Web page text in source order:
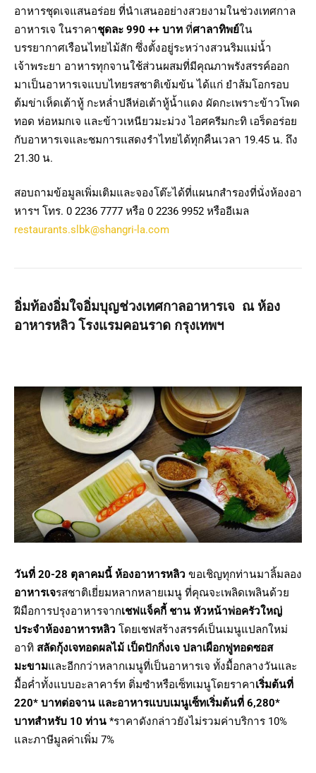
อาหารชุดเจแสนอร่อย ที่นำเสนออย่างสวยงามในช่วงเทศกาล
อาหารเจ ในราคาชุดละ 990 ++ บาท ที่ศาลาทิพย์ใน
บรรยากาศเรือนไทยไม้สัก ซึ่งตั้งอยู่ระหว่างสวนริมแม่น้ำ
เจ้าพระยา อาหารทุกจานใช้ส่วนผสมที่มีคุณภาพรังสรรค์ออก
มาเป็นอาหารเจแบบไทยรสชาติเข้มข้น ได้แก่ ยำส้มโอกรอบ
ต้มข่าเห็ดเต้าหู้ กะหล่ำปลีห่อเต้าหู้น้ำแดง ผัดกะเพราะข้าวโพด
ทอด ห่อหมกเจ และข้าวเหนียวมะม่วง ไอศครีมกะทิ เอร็ดอร่อย
กับอาหารเจและชมการแสดงรำไทยได้ทุกคืนเวลา 19.45 น. ถึง
21.30 น.
สอบถามข้อมูลเพิ่มเติมและจองโต๊ะได้ที่แผนกสำรองที่นั่งห้องอา
หารฯ โทร. 0 2236 7777 หรือ 0 2236 9952 หรืออีเมล
restaurants.slbk@shangri-la.com
อิ่มท้องอิ่มใจอิ่มบุญช่วงเทศกาลอาหารเจ ณ ห้อง
อาหารหลิว โรงแรมคอนราด กรุงเทพฯ
วันที่ 20-28 ตุลาคมนี้ ห้องอาหารหลิว ขอเชิญทุกท่านมาลิ้มลอง
อาหารเจรสชาติเยี่ยมหลากหลายเมนู ที่คุณจะเพลิดเพลินด้วย
ฝีมือการปรุงอาหารจากเชฟแจ็คกี้ ชาน หัวหน้าพ่อครัวใหญ่
ประจำห้องอาหารหลิว โดยเชฟสร้างสรรค์เป็นเมนูแปลกใหม่
อาทิ สลัดกุ้งเจทอดผลไม้ เป็ดปักกิ่งเจ ปลาเผือกฟูทอดซอส
มะขามและอีกกว่าหลากเมนูที่เป็นอาหารเจ ทั้งมื้อกลางวันและ
มื้อค่ำทั้งแบบอะลาคาร์ท ติ่มซำหรือเซ็ทเมนูโดยราคาเริ่มต้นที่
220* บาทต่อจาน และอาหารแบบเมนูเซ็ทเริ่มต้นที่ 6,280*
บาทสำหรับ 10 ท่าน *ราคาดังกล่าวยังไม่รวมค่าบริการ 10%
และภาษีมูลค่าเพิ่ม 7%